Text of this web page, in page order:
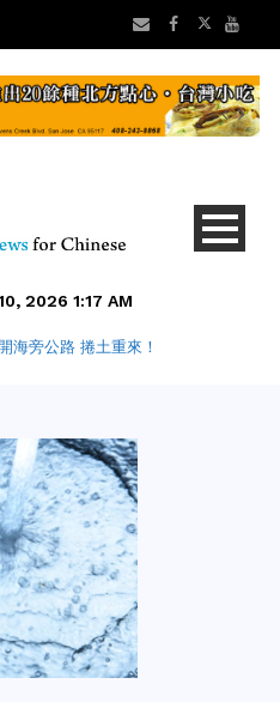
2026 1:17 AM
海旁公路 捲土重來！